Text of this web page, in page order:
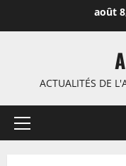
août
ACTUALITÉS DE
Primary